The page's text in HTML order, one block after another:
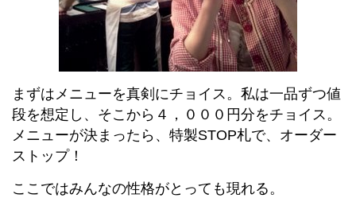
まずはメニューを真剣にチョイス。私は一品ずつ値
段を想定し、そこから４，０００円分をチョイス。
メニューが決まったら、特製STOP札で、オーダー
ストップ！
ここではみんなの性格がとっても現れる。